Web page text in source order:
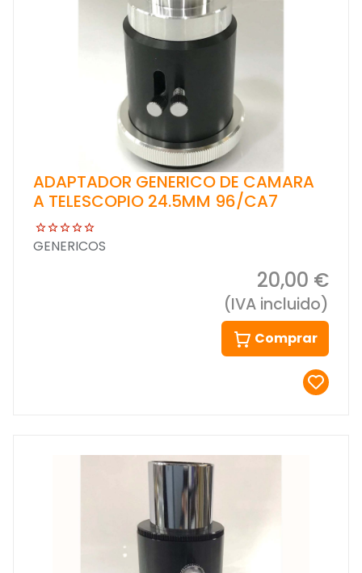
ADAPTADOR GENERICO DE CAMARA
A TELESCOPIO 24.5MM 96/CA7
GENERICOS
20,00 €
(IVA incluido)
Comprar